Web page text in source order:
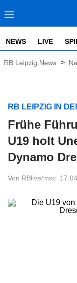
NEWS LIVE
RB Leipzig News >
RB LEIPZIG IN
Frühe
U19 holt
Dynamo
Von RBlive/msc